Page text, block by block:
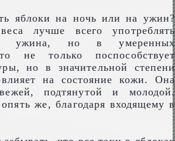
яблоки на ночь или на ужин?
лучше всего употреблять
ужина, но в умеренных
не только поспособствует
но в значительной степени
на состояние кожи. Она
подтянутой и молодой.
же, благодаря входящему в